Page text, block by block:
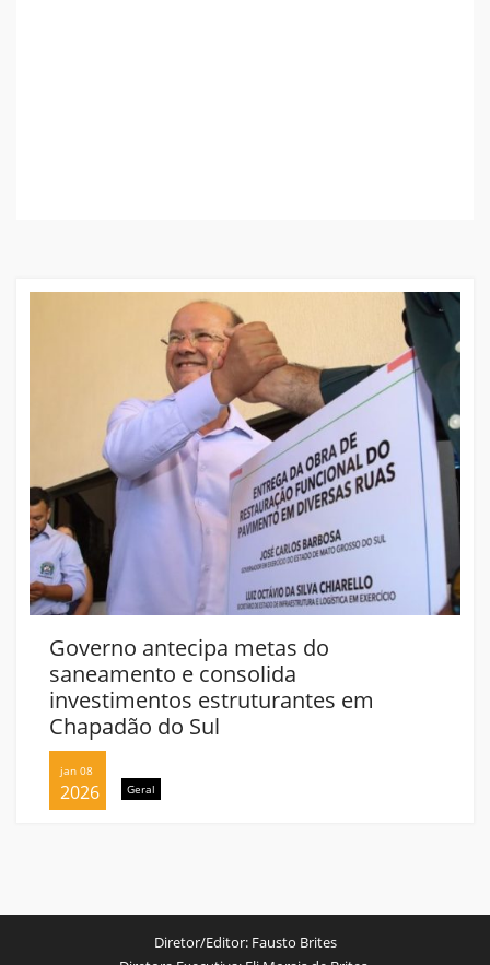
Governo antecipa metas do
saneamento e consolida
investimentos estruturantes em
Chapadão do Sul
jan 08
2026 Geral
Diretor/Editor:Fausto Brites